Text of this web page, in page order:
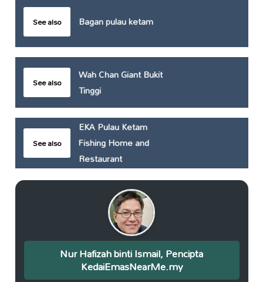
See also Bagan pulau ketam
See also
Wah Chan Giant Bukit
Tinggi
See also
EKA Pulau Ketam
Fishing Home and
Restaurant
Nur Hafizah binti Ismail, Pencipta
KedaiEmasNearMe.my